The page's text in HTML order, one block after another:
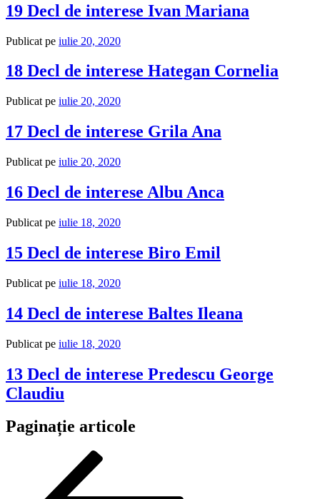
19 Decl de interese Ivan Mariana
Publicat pe iulie 20, 2020
18 Decl de interese Hategan Cornelia
Publicat pe iulie 20, 2020
17 Decl de interese Grila Ana
Publicat pe iulie 20, 2020
16 Decl de interese Albu Anca
Publicat pe iulie 18, 2020
15 Decl de interese Biro Emil
Publicat pe iulie 18, 2020
14 Decl de interese Baltes Ileana
Publicat pe iulie 18, 2020
13 Decl de interese Predescu George
Claudiu
Paginație articole